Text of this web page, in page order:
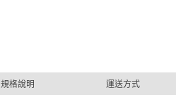
規格說明 運送方式